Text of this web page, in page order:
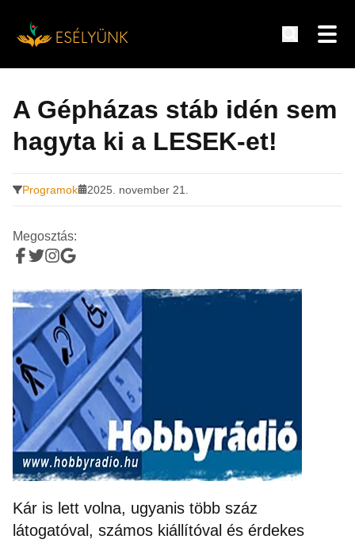
tartalomra
A Gépházas stáb idén sem
hagyta ki a LESEK-et!
Programok 2025. november 21.
Megosztás:
Kár is lett volna, ugyanis több száz
látogatóval, számos kiállítóval és érdekes